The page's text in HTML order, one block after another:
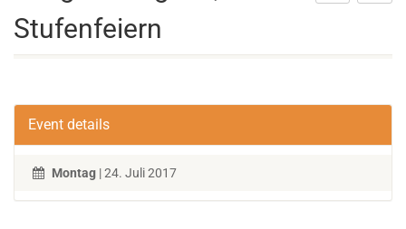
Stufenfeiern
Event details
Montag | 24. Juli 2017